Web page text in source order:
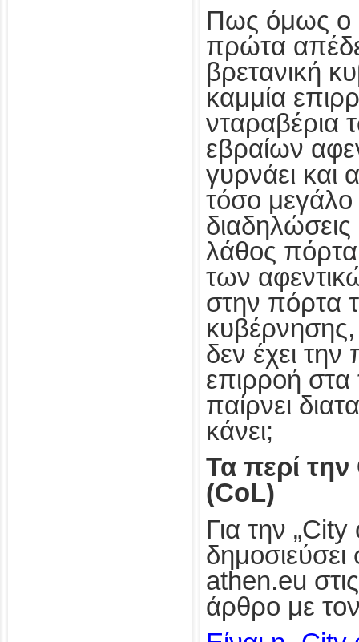
Πως όμως ο
πρώτα
βρετανική
καμμία
νταραβέρια
εβραίων
γυρνάει και
τόσο
λάθος
των
στην πόρτα
δεν έχει
επιρροή στα
παίρνει
κάνει;
Τα περί
(CoL)
Για την
athen.eu
άρθρο με τον